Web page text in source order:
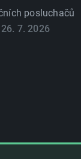
posluchačů
7. 2026